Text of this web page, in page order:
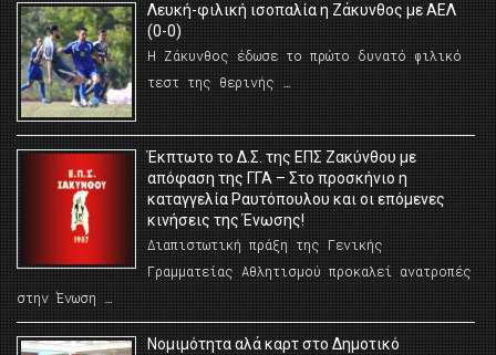
Λευκή-φιλική ισοπαλία η Ζάκυνθος με ΑΕΛ
(0-0)
Η Ζάκυνθος έδωσε το πρώτο δυνατό φιλικό
τεστ της θερινής …
Έκπτωτο το Δ.Σ. της ΕΠΣ Ζακύνθου με
απόφαση της ΓΓΑ – Στο προσκήνιο η
καταγγελία Ραυτόπουλου και οι επόμενες
κινήσεις της Ένωσης!
Διαπιστωτική πράξη της Γενικής
Γραμματείας Αθλητισμού προκαλεί ανατροπές
στην Ένωση …
Νομιμότητα αλά καρτ στο Δημοτικό